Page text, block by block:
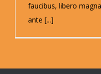
faucibus, libero
ante [...]